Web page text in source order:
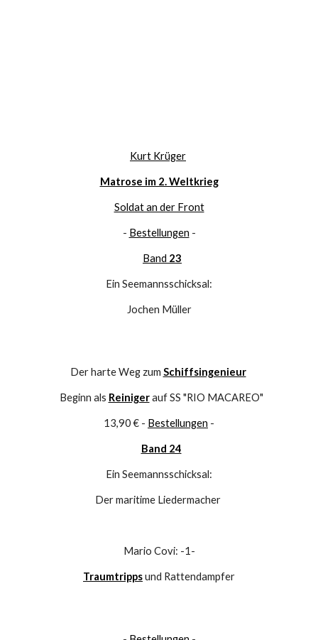
Kurt Krüger
Matrose im 2. Weltkrieg
Soldat an der Front
- Bestellungen -
Band 23
Ein Seemannsschicksal:
Jochen Müller
Der harte Weg zum Schiffsingenieur
  Beginn als
Reiniger auf SS "RIO MACAREO"
13,90 € - Bestellungen -
Band 24
Ein Seemannsschicksal:
Der maritime Liedermacher
Mario Covi: -1-
Traumtripps und Rattendampfer